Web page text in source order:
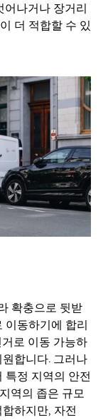
어나거나 장거리
더 적합할 수 있
확충으로 뒷받
이동하기에 합리
로 이동 가능하
합니다. 그러나
특정 지역의 안전
역의 좁은 규모
하지만, 자전